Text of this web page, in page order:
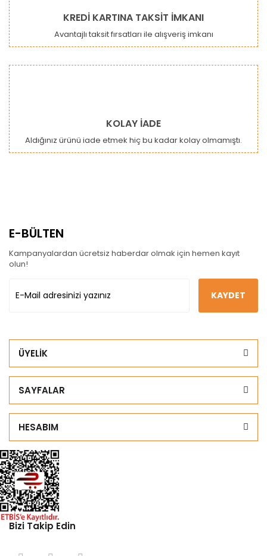
KREDİ KARTINA TAKSİT İMKANI
Avantajlı taksit fırsatları ile alışveriş imkanı
KOLAY İADE
Aldığınız ürünü iade etmek hiç bu kadar kolay olmamıştı.
E-BÜLTEN
Kampanyalardan ücretsiz haberdar olmak için hemen kayıt
olun!
KAYDET
ÜYELİK
SAYFALAR
HESABIM
Bizi Takip Edin